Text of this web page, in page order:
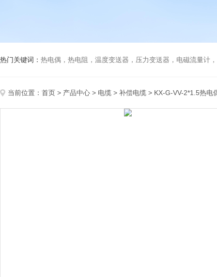
热门关键词： 热电偶，热电阻，温度变送器，压力变送器，电磁流量计，
当前位置： 首页 > 产品中心 > 电缆 > 补偿电缆 > KX-G-VV-2*1.5热电